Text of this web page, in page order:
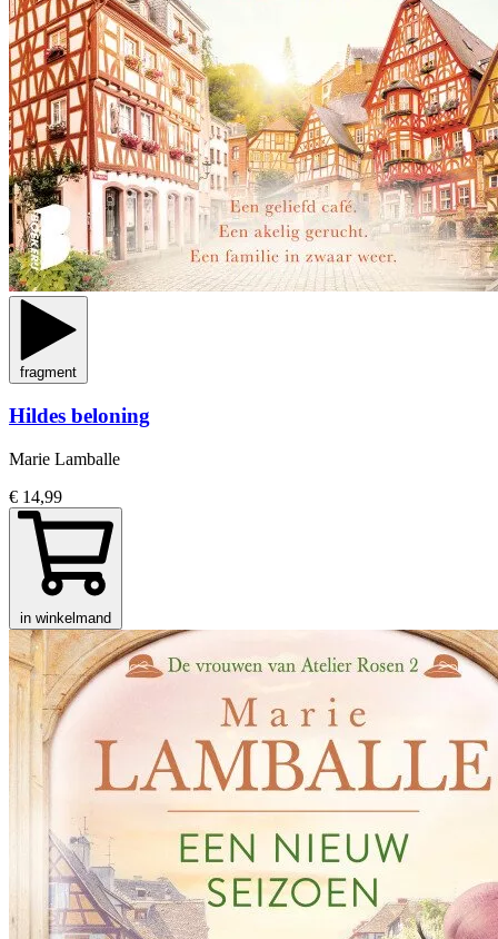
fragment
Hildes beloning
Marie Lamballe
€ 14,99
in winkelmand